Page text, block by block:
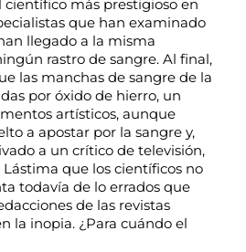
científico más prestigioso en
que han examinado
llegado a la misma
rastro de sangre. Al final,
las manchas de sangre de la
por óxido de hierro, un
artísticos, aunque
a apostar por la sangre y,
a un crítico de televisión,
Lástima que los científicos no
todavía de lo errados que
de las revistas
la inopia. ¿Para cuándo el